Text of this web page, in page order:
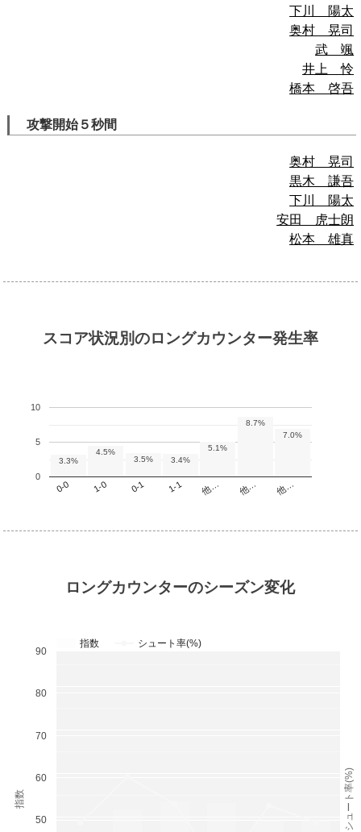
下川 陽太
奥村 晃司
武 颯
井上 怜
橋本 啓吾
攻撃開始５秒間
奥村 晃司
黒木 謙吾
下川 陽太
安田 虎士朗
松本 雄真
スコア状況別のロングカウンター発生率
0-0 1-0 0-1 1-1 他… 他… 他…
0
5
10
3.3%
4.5%
3.5%
3.4%
5.1%
8.7%
7.0%
ロングカウンターのシーズン変化
指数 シュート率(%)
50
60
70
80
90
指数 シュート率(%)